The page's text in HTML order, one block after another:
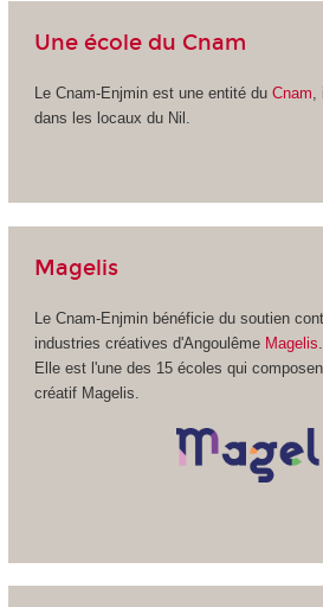
Une école du Cnam
Le Cnam-Enjmin est une entité du Cnam,
dans les locaux du Nil.
Magelis
Le Cnam-Enjmin bénéficie du soutien
industries créatives d'Angoulême Magelis
Elle est l'une des 15 écoles qui
créatif Magelis.